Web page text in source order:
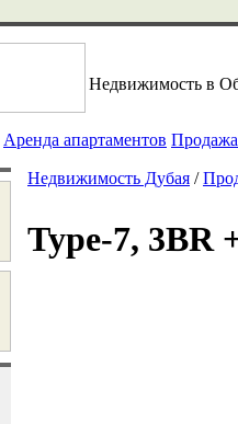
Недвижимость в
Аренда апартаментов
Недвижимость Дубая /
Type-7, 3BR